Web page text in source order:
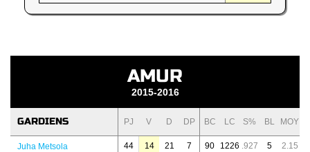
AMUR
2015-2016
GARDIENS PJ V D DP BC LC S% BL MOY
Juha Metsola 44 14 21 7 90 1226 .927 5 2.15